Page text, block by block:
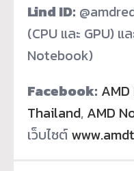
Lind ID:
(CPU และ GPU)
Notebook)
Facebook:
Thailand, AMD
เว็บไซต์